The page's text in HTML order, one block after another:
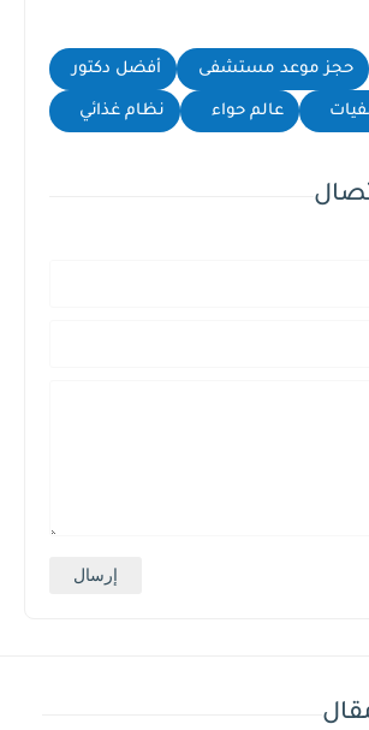
حجز موعد مستشفى أفضل دكتور
عالم حواء نظام غذائي